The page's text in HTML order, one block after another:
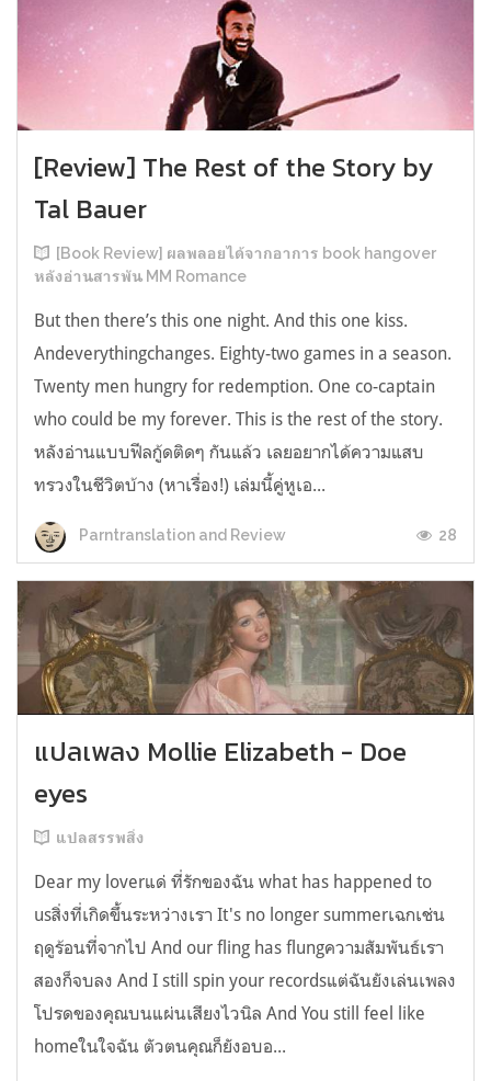
[Review] The Rest of the Story by
Tal Bauer
[Book Review] ผลพลอยได้จากอาการ book hangover
หลังอ่านสารพัน MM Romance
But then there’s this one night. And this one kiss.
Andeverythingchanges. Eighty-two games in a season.
Twenty men hungry for redemption. One co-captain
who could be my forever. This is the rest of the story.
หลังอ่านแบบฟีลกู้ดติดๆ กันแล้ว เลยอยากได้ความแสบ
ทรวงในชีวิตบ้าง (หาเรื่อง!) เล่มนี้คู่หูเอ...
Parntranslation and Review 28
แปลเพลง Mollie Elizabeth - Doe
eyes
แปลสรรพสิ่ง
Dear my loverแด่ ที่รักของฉัน what has happened to
usสิ่งที่เกิดขึ้นระหว่างเรา It's no longer summerเฉกเช่น
ฤดูร้อนที่จากไป And our fling has flungความสัมพันธ์เรา
สองก็จบลง And I still spin your recordsแต่ฉันยังเล่นเพลง
โปรดของคุณบนแผ่นเสียงไวนิล And You still feel like
homeในใจฉัน ตัวตนคุณก็ยังอบอ...